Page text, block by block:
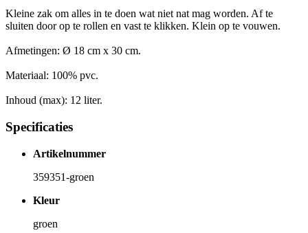
Kleine zak om alles in te doen wat niet nat mag worden. Af te
sluiten door op te rollen en vast te klikken. Klein op te vouwen.
Afmetingen: Ø 18 cm x 30 cm.
Materiaal: 100% pvc.
Inhoud (max): 12 liter.
Specificaties
Artikelnummer
359351-groen
Kleur
groen